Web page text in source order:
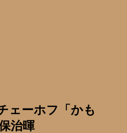
ェーホフ「かも
治暉